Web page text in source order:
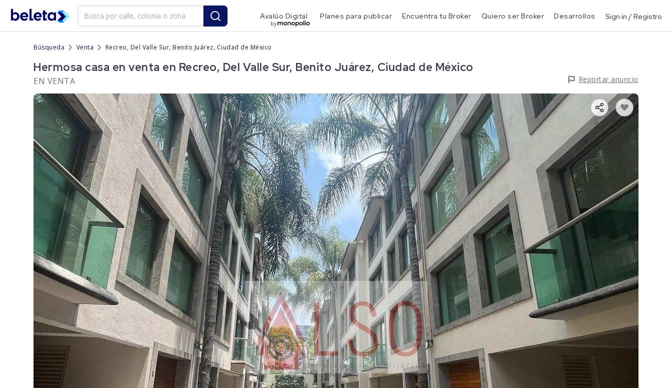
Avalúo Digital
by
Planes para publicar Encuentra tu Broker Quiero ser Broker Desarrollos Sign in / Registro
Búsqueda Venta Recreo, Del Valle Sur, Benito Juárez, Ciudad de México
Hermosa casa en venta en Recreo, Del Valle Sur, Benito Juárez, Ciudad de México
EN VENTA Reportar anuncio